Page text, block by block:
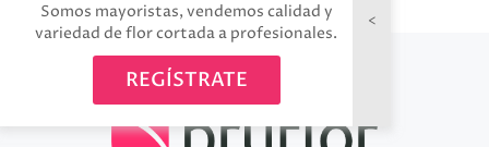
Somos mayoristas, vendemos calidad y
variedad de flor cortada a profesionales.
REGÍSTRATE